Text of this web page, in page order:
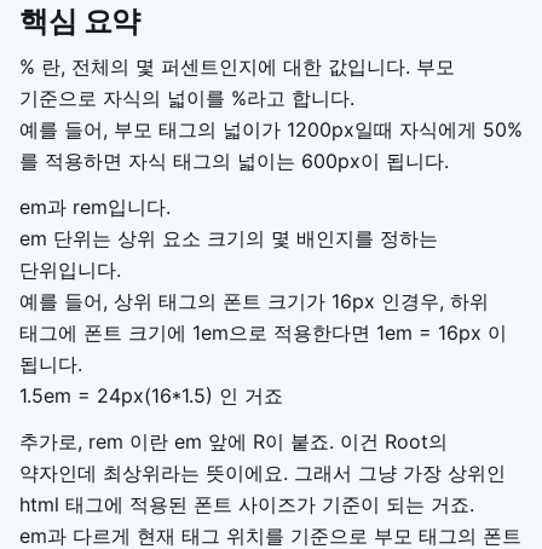
핵심 요약
% 란, 전체의 몇 퍼센트인지에 대한 값입니다. 부모
기준으로 자식의 넓이를 %라고 합니다.
예를 들어, 부모 태그의 넓이가 1200px일때 자식에게 50%
를 적용하면 자식 태그의 넓이는 600px이 됩니다.
em과 rem입니다.
em 단위는 상위 요소 크기의 몇 배인지를 정하는
단위입니다.
예를 들어, 상위 태그의 폰트 크기가 16px 인경우, 하위
태그에 폰트 크기에 1em으로 적용한다면 1em = 16px 이
됩니다.
1.5em = 24px(16*1.5) 인 거죠
추가로, rem 이란 em 앞에 R이 붙죠. 이건 Root의
약자인데 최상위라는 뜻이에요. 그래서 그냥 가장 상위인
html 태그에 적용된 폰트 사이즈가 기준이 되는 거죠.
em과 다르게 현재 태그 위치를 기준으로 부모 태그의 폰트